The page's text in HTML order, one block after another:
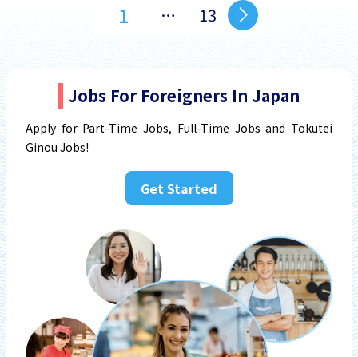
1 … 13
Jobs For Foreigners In Japan
Apply for Part-Time Jobs, Full-Time Jobs and Tokutei
Ginou Jobs!
Get Started